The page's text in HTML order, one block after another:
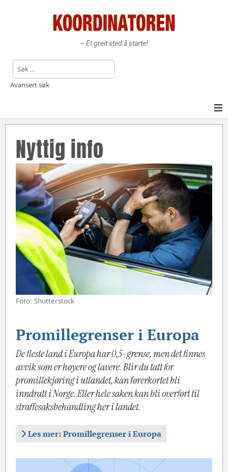
– Et greit sted å starte!
Søk
Avansert søk
≡
Nyttig info
Foto: Shutterstock
Promillegrenser i Europa
De fleste land i Europa har 0,5-grense, men det finnes
avvik som er høyere og lavere. Blir du tatt for
promillekjøring i utlandet, kan førerkortet bli
inndratt i Norge. Eller hele saken kan bli overført til
straffesaksbehandling her i landet.
Les mer: Promillegrenser i Europa